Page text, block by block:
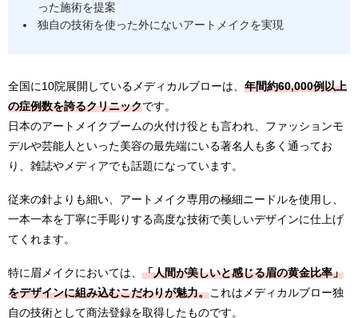
った施術を提案
独自の技術を使った外にないアートメイクを実現
全国に10院展開しているメディカルブローは、 年間約60,000例以上
の症例数を誇るクリニックです。
日本のアートメイクブームの火付け役とも言われ、ファッションモ
デルや芸能人といった美容の最先端にいる著名人も多く通ってお
り、雑誌やメディアでも話題になっています。
従来の針よりも細い、アートメイク専用の極細ニードルを使用し、
一本一本を丁寧に手彫りする高度な技術で美しいデザインに仕上げ
てくれます。
特に眉メイクにおいては、 「人間が美しいと感じる眉の黄金比率」
をデザインに組み込むこだわりが魅力。これはメディカルブロー独
自の技術として商法登録を取得したものです。